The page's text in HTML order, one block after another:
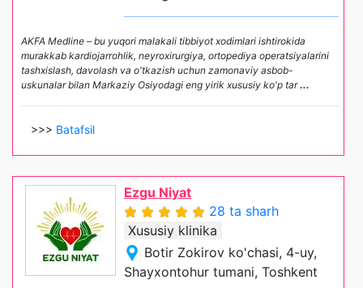
AKFA Medline – bu yuqori malakali tibbiyot xodimlari ishtirokida
murakkab kardiojarrohlik, neyroxirurgiya, ortopediya operatsiyalarini
tashxislash, davolash va o'tkazish uchun zamonaviy asbob-
uskunalar bilan Markaziy Osiyodagi eng yirik xususiy ko'p tar...
>>> Batafsil
Ezgu Niyat
28 ta sharh
Xususiy klinika
Botir Zokirov ko'chasi, 4-uy,
Shayxontohur tumani, Toshkent